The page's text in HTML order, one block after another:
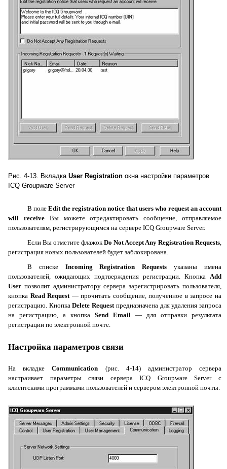
Рис. 4-13. Вкладка User Registration окна настройки параметров
ICQ Groupware Server
В поле Edit the registration notice that users who request an account
will receiveВы можете отредактировать сообщение,отправляемое
пользователям, регистрирующимся на сервере ICQ Groupware Server.
Если Вы отметите флажокDo NotAcceptAny Registration Requests,
регистрация новых пользователей будет заблокирована.
В списке Incoming Registration Requests
указаны имена
пользователей, ожидающих подтверждения регистрации. Кнопка Add
User позволит администратору сервера зарегистрировать пользователя,
кнопка Read Request — прочитать сообщение, полученное в запросе на
регистрацию. КнопкаDelete Request предназначена для удаления запроса
на регистрацию, а кнопка Send Email — для отправки результата
регистрации по электронной почте.
Настройка параметров связи
На вкладкеCommunication
(рис. 4-14) администратор сервера
настраивает параметры связи сервераICQ Groupware Serverс
клиентскими программами пользователей и сервером электронной почты.